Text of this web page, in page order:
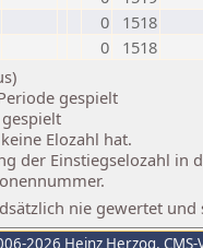
0
1518
0
1518
gespielt
Elozahl hat.
der Einstiegselozahl in
nie gewertet
2026 Heinz Herzog,